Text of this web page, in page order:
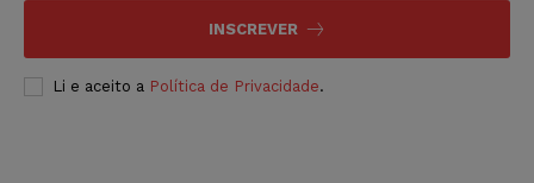
INSCREVER
Li e aceito a Política de Privacidade.